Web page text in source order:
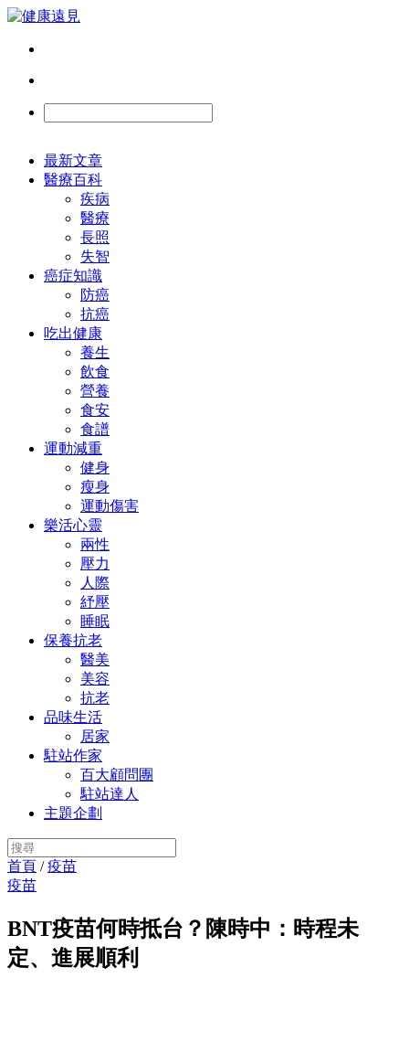
最新文章
醫療百科
疾病
醫療
長照
失智
癌症知識
防癌
抗癌
吃出健康
養生
飲食
營養
食安
食譜
運動減重
健身
瘦身
運動傷害
樂活心靈
兩性
壓力
人際
紓壓
睡眠
保養抗老
醫美
美容
抗老
品味生活
居家
駐站作家
百大顧問團
駐站達人
主題企劃
首頁 /疫苗
疫苗
BNT疫苗何時抵台？陳時中：時程未
定、進展順利